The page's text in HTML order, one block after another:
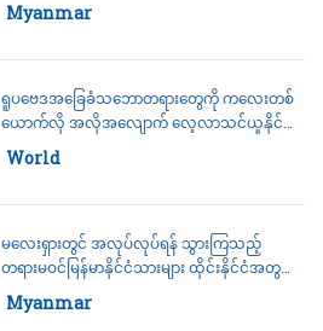
Category:
Myanmar
ရူပဗေဒအခြေခံသဘောတရားတွေကို ကလေးတစ်
ယောက်လို အလိုအလျောက် လေ့လာသင်ယူနိုင်
သည့် ဉာဏ်ရည်တုစနစ်တီထွင်နိုင်ခဲ့
Category:
World
မလေးရှားတွင် အလုပ်လုပ်ရန် သွားကြသည့်
တရားမဝင်မြန်မာနိုင်ငံသားများ ထိုင်းနိုင်ငံအတွင်း
အဖမ်းခံရ
Category:
Myanmar